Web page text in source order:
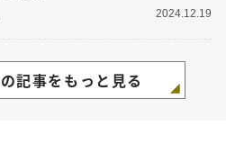
2024.12.19
記事をもっと見る